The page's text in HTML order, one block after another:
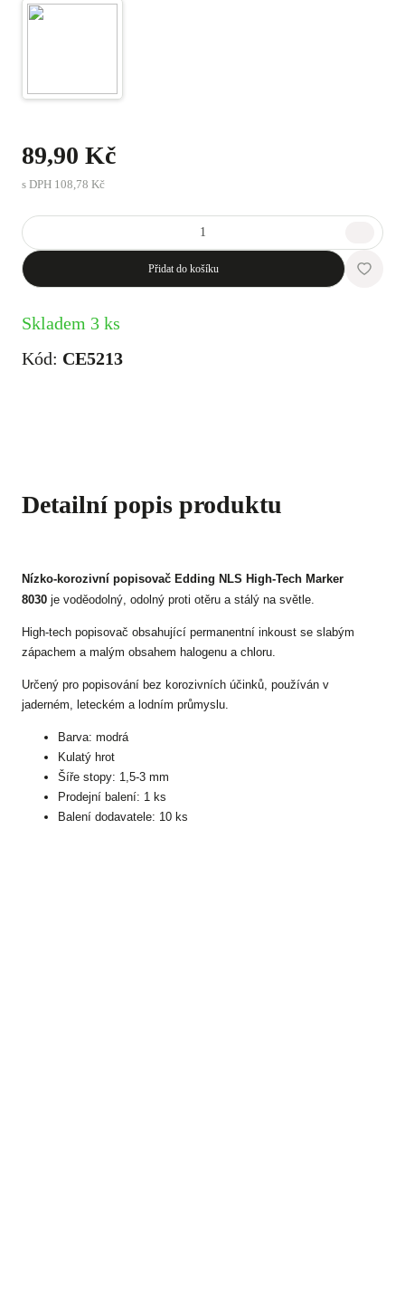
89,90 Kč
s DPH 108,78 Kč
Přidat do košíku
Skladem 3 ks
Kód: CE5213
Detailní popis produktu
Nízko-korozivní popisovač Edding NLS High-Tech Marker
8030 je voděodolný, odolný proti otěru a stálý na světle.
High-tech popisovač obsahující permanentní inkoust se slabým
zápachem a malým obsahem halogenu a chloru.
Určený pro popisování bez korozivních účinků, používán v
jaderném, leteckém a lodním průmyslu.
Barva: modrá
Kulatý hrot
Šíře stopy: 1,5-3 mm
Prodejní balení: 1 ks
Balení dodavatele: 10 ks